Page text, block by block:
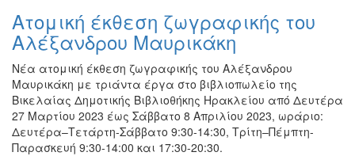
Ατομική έκθεση ζωγραφικής του
Αλέξανδρου Μαυρικάκη
Νέα ατομική έκθεση ζωγραφικής του Αλέξανδρου
Μαυρικάκη με τριάντα έργα στο βιβλιοπωλείο της
Βικελαίας Δημοτικής Βιβλιοθήκης Ηρακλείου από Δευτέρα
27 Μαρτίου 2023 έως Σάββατο 8 Απριλίου 2023, ωράριο:
Δευτέρα–Τετάρτη-Σάββατο 9:30-14:30, Τρίτη–Πέμπτη-
Παρασκευή 9:30-14:00 και 17:30-20:30.